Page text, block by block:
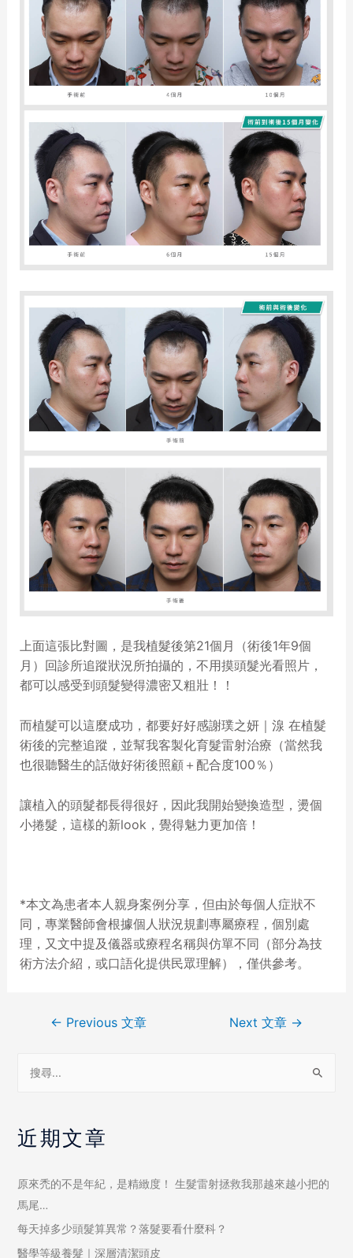
上面這張比對圖，是我植髮後第21個月（術後1年9個
月）回診所追蹤狀況所拍攝的，不用摸頭髮光看照片，
都可以感受到頭髮變得濃密又粗壯！！
而植髮可以這麼成功，都要好好感謝璞之妍｜湶 在植髮
術後的完整追蹤，並幫我客製化育髮雷射治療（當然我
也很聽醫生的話做好術後照顧＋配合度100％）
讓植入的頭髮都長得很好，因此我開始變換造型，燙個
小捲髮，這樣的新look，覺得魅力更加倍！
*本文為患者本人親身案例分享，但由於每個人症狀不
同，專業醫師會根據個人狀況規劃專屬療程，個別處
理，又文中提及儀器或療程名稱與仿單不同（部分為技
術方法介紹，或口語化提供民眾理解），僅供參考。
← Previous 文章 Next 文章 →
近期文章
原來禿的不是年紀，是精緻度！ 生髮雷射拯救我那越來越小把的
馬尾…
每天掉多少頭髮算異常？落髮要看什麼科？
醫學等級養髮｜深層清潔頭皮